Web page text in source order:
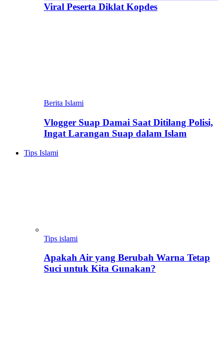
Viral Peserta Diklat Kopdes
Berita Islami
Vlogger Suap Damai Saat Ditilang Polisi,
Ingat Larangan Suap dalam Islam
Tips Islami
Tips islami
Apakah Air yang Berubah Warna Tetap
Suci untuk Kita Gunakan?